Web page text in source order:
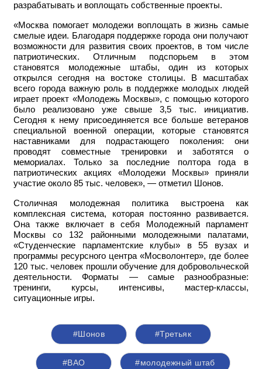
разрабатывать и воплощать собственные проекты.
«Москва помогает молодежи воплощать в жизнь самые
смелые идеи. Благодаря поддержке города они получают
возможности для развития своих проектов, в том числе
патриотических. Отличным подспорьем в этом
становятся молодежные штабы, один из которых
открылся сегодня на востоке столицы. В масштабах
всего города важную роль в поддержке молодых людей
играет проект «Молодежь Москвы», с помощью которого
было реализовано уже свыше 3,5 тыс. инициатив.
Сегодня к нему присоединяется все больше ветеранов
специальной военной операции, которые становятся
наставниками для подрастающего поколения: они
проводят совместные тренировки и заботятся о
мемориалах. Только за последние полтора года в
патриотических акциях «Молодежи Москвы» приняли
участие около 85 тыс. человек», — отметил Шонов.
Столичная молодежная политика выстроена как
комплексная система, которая постоянно развивается.
Она также включает в себя Молодежный парламент
Москвы со 132 районными молодежными палатами,
«Студенческие парламентские клубы» в 55 вузах и
программы ресурсного центра «Мосволонтер», где более
120 тыс. человек прошли обучение для добровольческой
деятельности. Форматы — самые разнообразные:
тренинги, курсы, интенсивы, мастер-классы,
ситуационные игры.
#Шонов #Третьяк
#ВАО #молодежный штаб